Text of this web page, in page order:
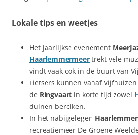
Lokale tips en weetjes
Het jaarlijkse evenement
Haarlemmermeer trekt vele
vindt vaak ook in de buurt van
Fietsers kunnen vanaf
de Ringvaart in korte tijd zowel
duinen bereiken.
In het nabijgelegen
recreatiemeer De Groene